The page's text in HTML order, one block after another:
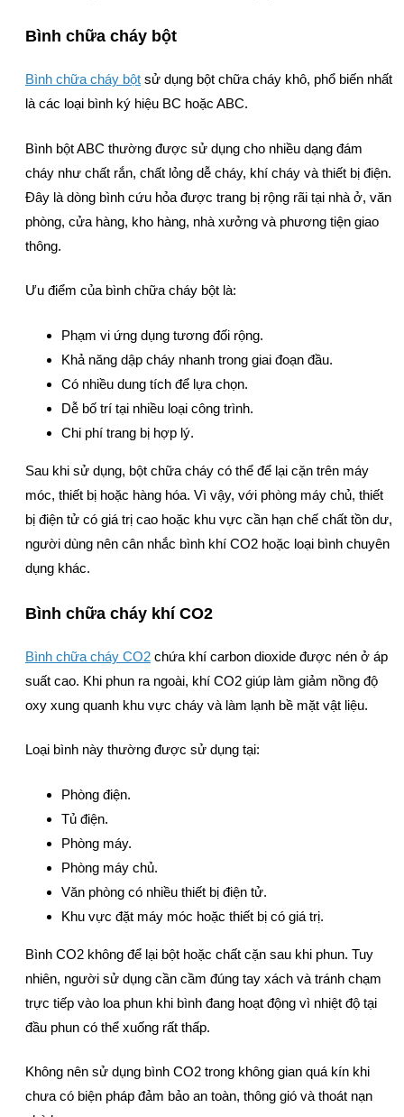
Bình chữa cháy bột
Bình chữa cháy bột sử dụng bột chữa cháy khô, phổ biến nhất
là các loại bình ký hiệu BC hoặc ABC.
Bình bột ABC thường được sử dụng cho nhiều dạng đám
cháy như chất rắn, chất lỏng dễ cháy, khí cháy và thiết bị điện.
Đây là dòng bình cứu hỏa được trang bị rộng rãi tại nhà ở, văn
phòng, cửa hàng, kho hàng, nhà xưởng và phương tiện giao
thông.
Ưu điểm của bình chữa cháy bột là:
Phạm vi ứng dụng tương đối rộng.
Khả năng dập cháy nhanh trong giai đoạn đầu.
Có nhiều dung tích để lựa chọn.
Dễ bố trí tại nhiều loại công trình.
Chi phí trang bị hợp lý.
Sau khi sử dụng, bột chữa cháy có thể để lại cặn trên máy
móc, thiết bị hoặc hàng hóa. Vì vậy, với phòng máy chủ, thiết
bị điện tử có giá trị cao hoặc khu vực cần hạn chế chất tồn dư,
người dùng nên cân nhắc bình khí CO2 hoặc loại bình chuyên
dụng khác.
Bình chữa cháy khí CO2
Bình chữa cháy CO2 chứa khí carbon dioxide được nén ở áp
suất cao. Khi phun ra ngoài, khí CO2 giúp làm giảm nồng độ
oxy xung quanh khu vực cháy và làm lạnh bề mặt vật liệu.
Loại bình này thường được sử dụng tại:
Phòng điện.
Tủ điện.
Phòng máy.
Phòng máy chủ.
Văn phòng có nhiều thiết bị điện tử.
Khu vực đặt máy móc hoặc thiết bị có giá trị.
Bình CO2 không để lại bột hoặc chất cặn sau khi phun. Tuy
nhiên, người sử dụng cần cầm đúng tay xách và tránh chạm
trực tiếp vào loa phun khi bình đang hoạt động vì nhiệt độ tại
đầu phun có thể xuống rất thấp.
Không nên sử dụng bình CO2 trong không gian quá kín khi
chưa có biện pháp đảm bảo an toàn, thông gió và thoát nạn